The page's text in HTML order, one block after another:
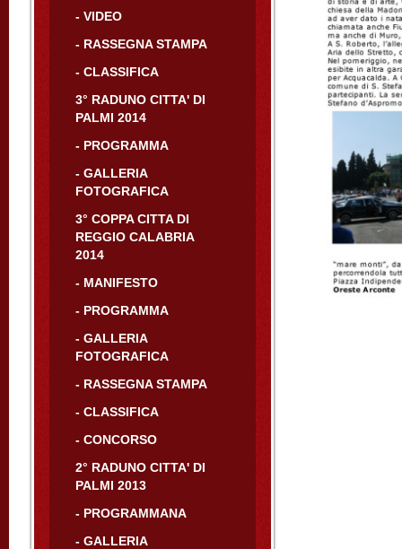
- VIDEO
- RASSEGNA STAMPA
- CLASSIFICA
3° RADUNO CITTA' DI
PALMI 2014
- PROGRAMMA
- GALLERIA
FOTOGRAFICA
3° COPPA CITTA DI
REGGIO CALABRIA
2014
- MANIFESTO
- PROGRAMMA
- GALLERIA
FOTOGRAFICA
- RASSEGNA STAMPA
- CLASSIFICA
- CONCORSO
2° RADUNO CITTA' DI
PALMI 2013
- PROGRAMMANA
- GALLERIA